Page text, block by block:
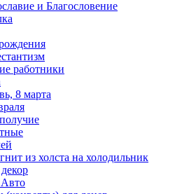
и Благословение
работники
8 марта
из холста на холодильник